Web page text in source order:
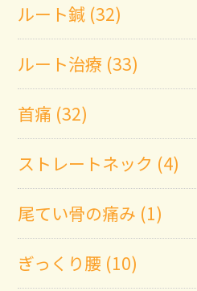
ルート鍼 (32)
ルート治療 (33)
首痛 (32)
ストレートネック (4)
尾てい骨の痛み (1)
ぎっくり腰 (10)